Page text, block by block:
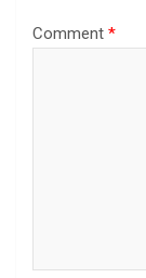
Comment *